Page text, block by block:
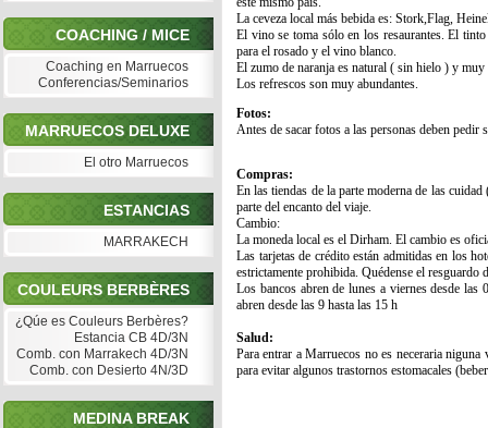
COACHING / MICE
Coaching en Marruecos
Conferencias/Seminarios
MARRUECOS DELUXE
El otro Marruecos
ESTANCIAS
MARRAKECH
COULEURS BERBÈRES
¿Qúe es Couleurs Berbères?
Estancia CB 4D/3N
Comb. con Marrakech 4D/3N
Comb. con Desierto 4N/3D
MEDINA BREAK
La ceveza local más bebida es: Stork,Flag,
El vino se toma sólo en los resaurantes. El
para el rosado y el vino blanco.
El zumo de naranja es natural ( sin hielo ) y
Los refrescos son muy abundantes.
Fotos:
Antes de sacar fotos a las personas deben
Compras:
En las tiendas de la parte moderna de las
parte del encanto del viaje.
Cambio:
La moneda local es el Dirham. El cambio es
Las tarjetas de crédito están admitidas en los
estrictamente prohibida. Quédense el resguardo
Los bancos abren de lunes a viernes desde
abren desde las 9 hasta las 15 h
Salud:
Para entrar a Marruecos no es neceraria
para evitar algunos trastornos estomacales